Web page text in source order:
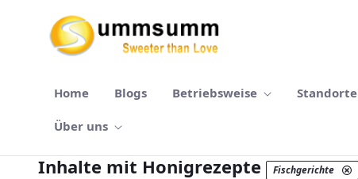
Zum Hauptinhalt springen
Home Blogs Betriebsweise Standorte
Über uns
Inhalte mit Honigrezepte Fischgerichte